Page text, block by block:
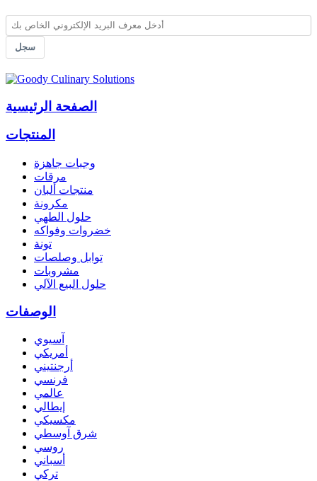
سجل
الصفحة الرئيسية
المنتجات
وجبات جاهزة
مرقات
منتجات ألبان
مكرونة
حلول الطهي
خضروات وفواكه
تونة
توابل وصلصات
مشروبات
حلول البيع الآلي
الوصفات
آسيوي
أمريكي
أرجنتيني
فرنسي
عالمي
إيطالي
مكسيكي
شرق آوسطي
روسي
أسباني
تركي